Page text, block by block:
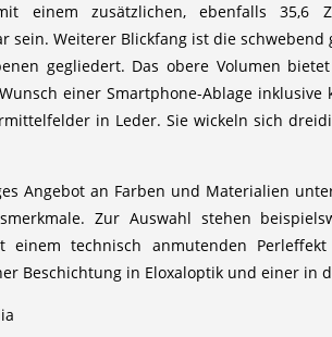
einem zusätzlichen, ebenfalls
sein. Weiterer Blickfang ist die
gegliedert. Das obere Volumen
einer Smartphone-Ablage
in Leder. Sie wickeln sich
Angebot an Farben und Materialien
Zur Auswahl stehen
einem technisch anmutenden
Beschichtung in Eloxaloptik und einer in